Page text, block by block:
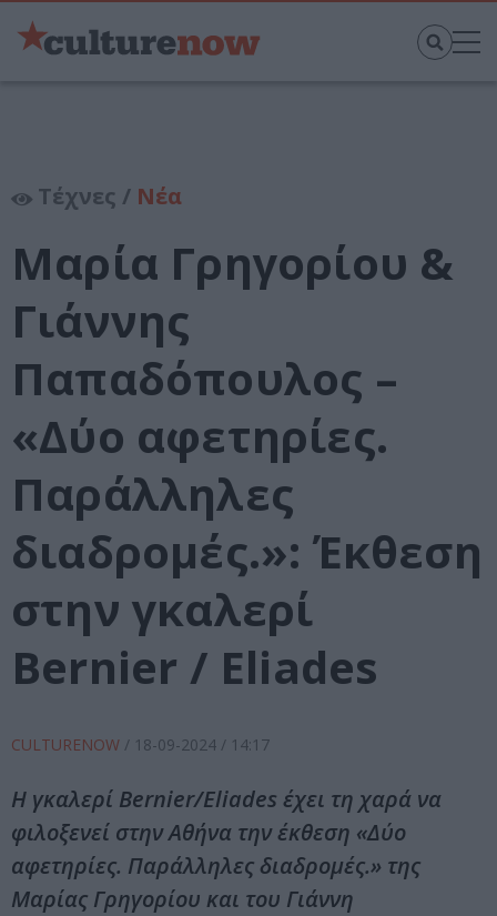
Τέχνες / Νέα
Μαρία Γρηγορίου &
Γιάννης
Παπαδόπουλος –
«Δύο αφετηρίες.
Παράλληλες
διαδρομές.»: Έκθεση
στην γκαλερί
Bernier / Eliades
CULTURENOW / 18-09-2024 / 14:17
Η γκαλερί Bernier/Eliades έχει τη χαρά να
φιλοξενεί στην Αθήνα την έκθεση «Δύο
αφετηρίες. Παράλληλες διαδρομές.» της
Μαρίας Γρηγορίου και του Γιάννη